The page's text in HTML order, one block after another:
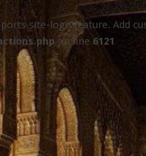
site-logo feature. Add
on line 6121